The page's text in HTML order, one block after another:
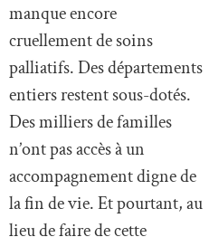
manque encore
cruellement de soins
palliatifs. Des départements
entiers restent sous-dotés.
Des milliers de familles
n’ont pas accès à un
accompagnement digne de
la fin de vie. Et pourtant, au
lieu de faire de cette